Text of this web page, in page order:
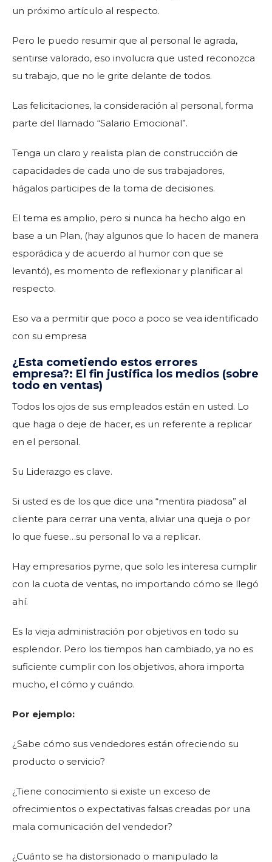
un próximo artículo al respecto.
Pero le puedo resumir que al personal le agrada,
sentirse valorado, eso involucra que usted reconozca
su trabajo, que no le grite delante de todos.
Las felicitaciones, la consideración al personal, forma
parte del llamado “Salario Emocional”.
Tenga un claro y realista plan de construcción de
capacidades de cada uno de sus trabajadores,
hágalos participes de la toma de decisiones.
El tema es amplio, pero si nunca ha hecho algo en
base a un Plan, (hay algunos que lo hacen de manera
esporádica y de acuerdo al humor con que se
levantó), es momento de reflexionar y planificar al
respecto.
Eso va a permitir que poco a poco se vea identificado
con su empresa
¿Esta cometiendo estos errores
empresa?: El fin justifica los medios (sobre
todo en ventas)
Todos los ojos de sus empleados están en usted. Lo
que haga o deje de hacer, es un referente a replicar
en el personal.
Su Liderazgo es clave.
Si usted es de los que dice una “mentira piadosa” al
cliente para cerrar una venta, aliviar una queja o por
lo que fuese…su personal lo va a replicar.
Hay empresarios pyme, que solo les interesa cumplir
con la cuota de ventas, no importando cómo se llegó
ahí.
Es la vieja administración por objetivos en todo su
esplendor. Pero los tiempos han cambiado, ya no es
suficiente cumplir con los objetivos, ahora importa
mucho, el cómo y cuándo.
Por ejemplo:
¿Sabe cómo sus vendedores están ofreciendo su
producto o servicio?
¿Tiene conocimiento si existe un exceso de
ofrecimientos o expectativas falsas creadas por una
mala comunicación del vendedor?
¿Cuánto se ha distorsionado o manipulado la